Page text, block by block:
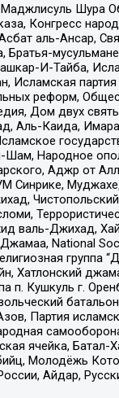
Шура
Конгресс
аль-Ансар,
Братья-
И-Тайба,
Исламская партия
реформ,
Дом двух
Аль-Каида,
Шам, Народное
Аджр от
Синрике,
валь-Джихад,
National
группа
Хатлонский
п. Кушкуль г.
Партия
ячейка, Батал-
Молодёжь
Айдар,